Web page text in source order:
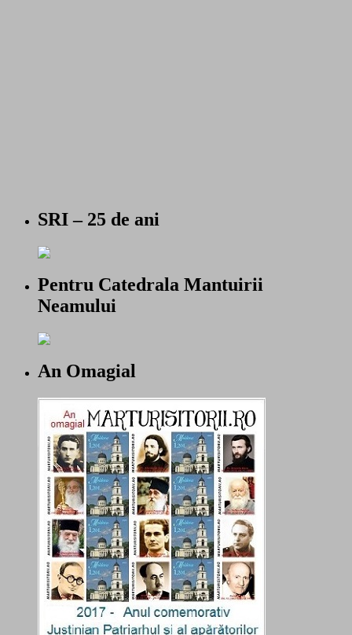
SRI – 25 de ani
Pentru Catedrala Mantuirii
Neamului
An Omagial